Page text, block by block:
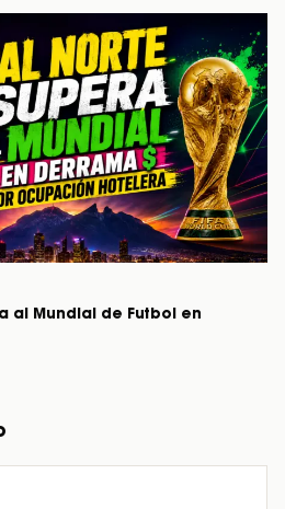
al Mundial de Futbol en